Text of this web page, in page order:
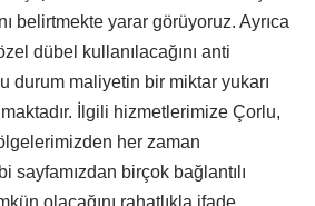
belirtmekte yarar görüyoruz. Ayrıca
dübel kullanılacağını anti
durum maliyetin bir miktar yukarı
İlgili hizmetlerimize Çorlu,
her zaman
sayfamızdan birçok bağlantılı